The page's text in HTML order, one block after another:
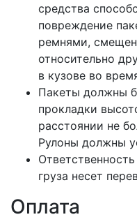
средства
повреждение
ремнями,
относительно
в кузове во
Пакеты должны
прокладки
расстоянии не
Рулоны должны
груза несет
Оплата